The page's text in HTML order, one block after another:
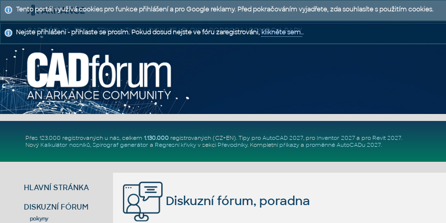
CAD FÓRUM - TIPY A TRIKY | UTILITY | DISKUZE | BLOKY | PODPORA | POMOC A RADY
Přes 123.000 registrovaných u nás, celkem 1.130.000registrovaných (CZ+EN). Tipy pro AutoCAD 2027, pro Inventor 2027a pro Revit 2027.
Nový Kalkulátor nosníků, Spirograf generátor a Regresní křivkyv sekci Převodníky. Kompletní příkazya proměnné AutoCADu 2027.
HLAVNÍ STRÁNKA
DISKUZNÍ FÓRUM
pokyny
Diskuzní fórum, poradna
Tento portál využívá cookies pro funkce přihlášení a pro Google reklamy. Před pokračováním vyjadřete, zda souhlasíte s použitím cookies.
Nejste přihlášeni - přihlaste se prosím. Pokud dosud nejste ve fóru zaregistrováni,klikněte sem..